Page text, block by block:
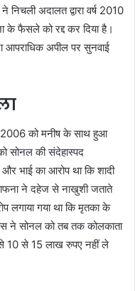
निचली अदालत द्वारा वर्ष 2010
फैसले को रद्द कर दिया है।
आपराधिक अपील पर सुनवाई
2006 को मनीष के साथ हुआ
सोनल की संदेहास्पद
और भाई का आरोप था कि शादी
ने दहेज से नाखुशी जताते
लगाया गया था कि मृतका के
ने सोनल को तब तक कोलकाता
10 से 15 लाख रुपए नहीं ले